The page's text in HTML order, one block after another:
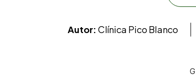
Autor: Clínica Pico Blanco